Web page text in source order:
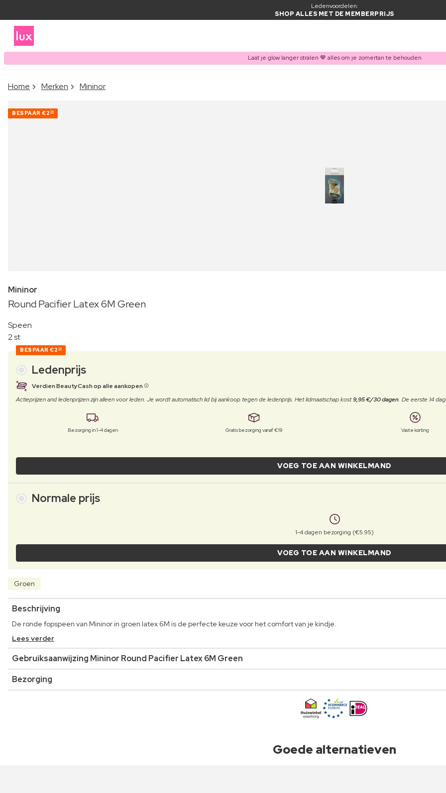
Ledenvoordelen:
SHOP ALLES MET DE MEMBERPRIJS
Laat je glow langer stralen 🤎 alles om je zomertan te behouden
Home Merken Mininor
BESPAAR €2 30
Mininor
Round Pacifier Latex 6M Green
Speen
2 st
BESPAAR €2 30
Ledenprijs
Verdien BeautyCash op alle aankopen
Actieprijzen and ledenprijzen zijn alleen voor leden. Je wordt automatisch lid bij aankoop tegen de ledenprijs. Het lidmaatschap kost9,95 €/30 dagen. De eerste 14
Bezorging in 1-4 dagen Gratis bezorging vanaf €19 Vaste korting
VOEG TOE AAN WINKELMAND
Normale prijs
1-4 dagen bezorging (€5.95)
VOEG TOE AAN WINKELMAND
Groen
Beschrijving
De ronde fopspeen van Mininor in groen latex 6M is de perfecte keuze voor het comfort van je kindje.
Lees verder
Gebruiksaanwijzing Mininor Round Pacifier Latex 6M Green
Bezorging
Goede alternatieven